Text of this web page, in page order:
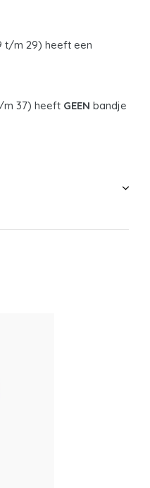
t/m 29) heeft een
m 37) heeft GEEN bandje